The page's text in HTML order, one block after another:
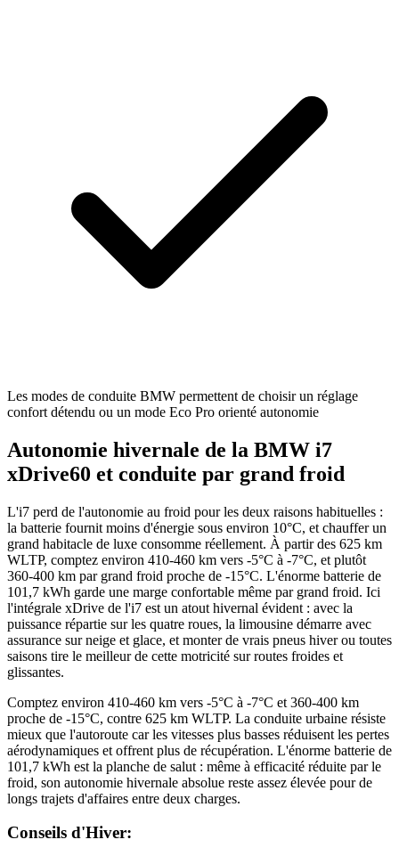
Les modes de conduite BMW permettent de choisir un réglage
confort détendu ou un mode Eco Pro orienté autonomie
Autonomie hivernale de la BMW i7
xDrive60 et conduite par grand froid
L'i7 perd de l'autonomie au froid pour les deux raisons habituelles :
la batterie fournit moins d'énergie sous environ 10°C, et chauffer un
grand habitacle de luxe consomme réellement. À partir des 625 km
WLTP, comptez environ 410-460 km vers -5°C à -7°C, et plutôt
360-400 km par grand froid proche de -15°C. L'énorme batterie de
101,7 kWh garde une marge confortable même par grand froid. Ici
l'intégrale xDrive de l'i7 est un atout hivernal évident : avec la
puissance répartie sur les quatre roues, la limousine démarre avec
assurance sur neige et glace, et monter de vrais pneus hiver ou toutes
saisons tire le meilleur de cette motricité sur routes froides et
glissantes.
Comptez environ 410-460 km vers -5°C à -7°C et 360-400 km
proche de -15°C, contre 625 km WLTP. La conduite urbaine résiste
mieux que l'autoroute car les vitesses plus basses réduisent les pertes
aérodynamiques et offrent plus de récupération. L'énorme batterie de
101,7 kWh est la planche de salut : même à efficacité réduite par le
froid, son autonomie hivernale absolue reste assez élevée pour de
longs trajets d'affaires entre deux charges.
Conseils d'Hiver: